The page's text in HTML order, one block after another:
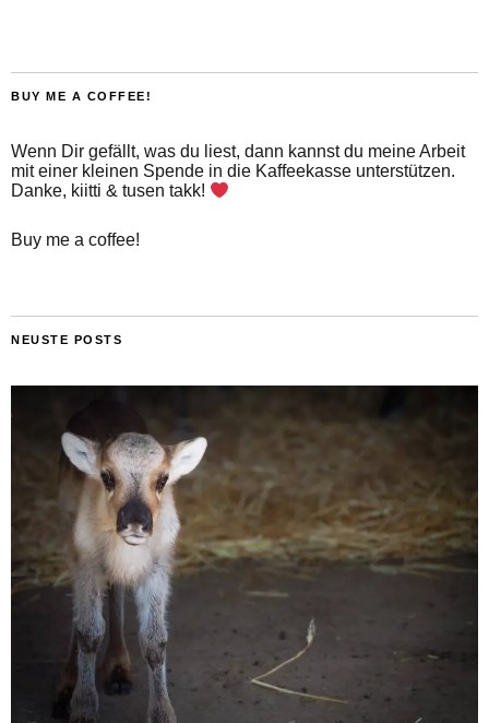
BUY ME A COFFEE!
Wenn Dir gefällt, was du liest, dann kannst du meine Arbeit
mit einer kleinen Spende in die Kaffeekasse unterstützen.
Danke, kiitti & tusen takk!
Buy me a coffee!
NEUSTE POSTS